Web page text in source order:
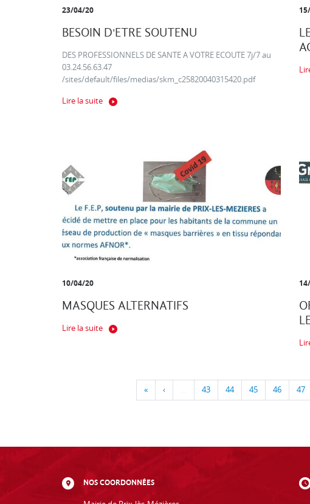
23/04/20
BESOIN D'ETRE SOUTENU
DES PROFESSIONNELS DE SANTE A VOTRE ECOUTE 7j/7 au
03.24.56.63.47
/sites/default/files/medias/skm_c25820040315420.pdf
Lire la suite
10/04/20
MASQUES ALTERNATIFS
Lire la suite
« ‹ … 43 44 45 46 47
NOS COORDONNÉES